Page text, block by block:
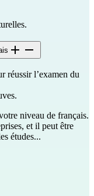
réussir l’examen du
niveau de français.
et il peut être
études...